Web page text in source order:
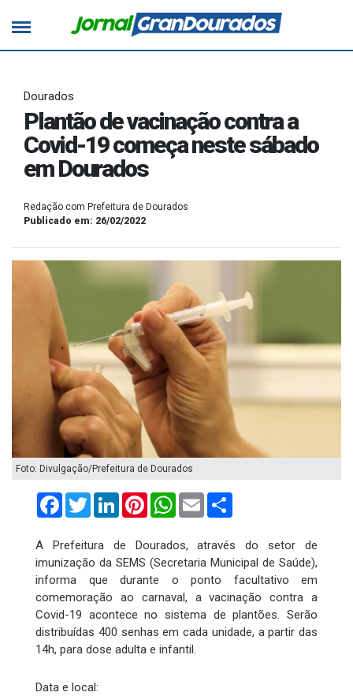
Dourados
Plantão de vacinação contra a
Covid-19 começa neste sábado
em Dourados
Redação com Prefeitura de Dourados
Publicado em: 26/02/2022
Foto: Divulgação/Prefeitura de Dourados
FacebookTwitterLinkedInPinterestWhatsApp
Email
A Prefeitura de Dourados, através do setor de
imunização da SEMS (Secretaria Municipal de Saúde),
informa que durante o ponto facultativo em
comemoração ao carnaval, a vacinação contra a
Covid-19 acontece no sistema de plantões. Serão
distribuídas 400 senhas em cada unidade, a partir das
14h, para dose adulta e infantil.
Data e local: